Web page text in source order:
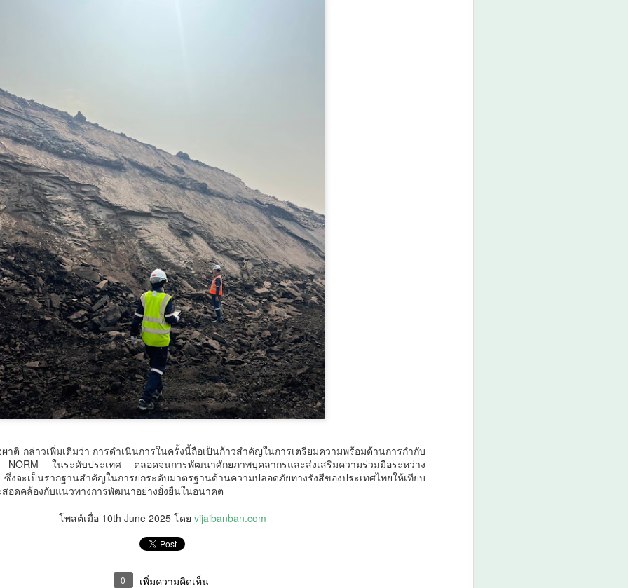
ติ กล่าวเพิ่มเติมว่า การดำเนินการในครั้งนี้ถือเป็นก้าวสำคัญในการเตรียมความพร้อมด้านการกำกับ
ในระดับประเทศ ตลอดจนการพัฒนาศักยภาพบุคลากรและส่งเสริมความร่วมมือระหว่าง
งจะเป็นรากฐานสำคัญในการยกระดับมาตรฐานด้านความปลอดภัยทางรังสีของประเทศไทยให้เทียบ
อดคล้องกับแนวทางการพัฒนาอย่างยั่งยืนในอนาคต
โพสต์เมื่อ 10th June 2025 โดย vijaibanban.com
0 เพิ่มความคิดเห็น
5
“AppTech”​ ยกกำลังประเทศไทยจากฐานราก​ เมื่อ
เทคโนโลยีที่เหมาะสมเป็นกลไกยกระดับทุนมนุษย์
ยกกำลังประเทศไทยจากฐานราก​ เมื่อเทคโนโลยีที่เหมาะสมเป็น
ลไกยกระดับทุนมนุษย์
น่วยบริหารจัดการทุนด้านพัฒนาพื้นที่ (บพท.) สำนักงานเร่งรัดการวิจัย
ละนวัตกรรมเพื่อเพิ่มความสามารถการแข่งขันและการพัฒนาพื้นที่
งค์การมหาชน)
ระเทศไทยกำลังเข้าสู่ช่วงเวลาที่โจทย์เศรษฐกิจไม่ใช่เพียง “ทำอย่างไรให้
ศรษฐกิจเติบโต” แต่คือ ทำอย่างไรให้การเติบโตทางเศรษฐกิจสร้างโอกาสให้
นจำนวนมากขึ้น และทำให้คนในทุกพื้นที่สามารถเป็นผู้สร้างมูลค่าทาง
ศรษฐกิจได้ด้วยตนเอง
าสตราจารย์ ดร.ยศชนัน วงศ์สวัสดิ์ รองนายกรั
4
กรมบังคับคดี กระทรวงยุติธรรม ประกาศความพร้อมอีก
ครั้งในการเข้าร่วมงานมหกรรมทางการเงินครั้งยิ่งใหญ่
ของภาคตะวันออกเฉียงเหนือ Money Expo Korat 2026
ภายใต้คอนเซปต์ "LED Smart Partner" มุ่งเน้นการเป็น
เรื่องง่าย พร้อมมอบโอกาสการเริ่มต้นใหม่ทางการเงิน
ให้กับพี่น้องประชาชน
บังคับคดี กระทรวงยุติธรรม ประกาศความพร้อมอีกครั้งในการเข้าร่วม
Korat 2026 ภายใต้คอนเซปต์ "LED Smart Partner" มุ่งเน้นการเป็น
คิดอัจฉริยะที่ช่วยเปลี่ยนเรื่องหนี้ที่ซับซ้อนให้กลายเป็นเรื่องง่าย พร้อมมอบ
อกาสการเริ่มต้นใหม่ทางการเงินให้กับพี่น้องประชาชน
นสภาวะเศรษฐกิจปัจจุบันที่หลายคนเผชิญกับภาระหนี้สิน กรมบังคับคดี
ที่นอนตามสรีระ คืออะไร? ทำไมคนรูปร่างต่างกัน ไม่